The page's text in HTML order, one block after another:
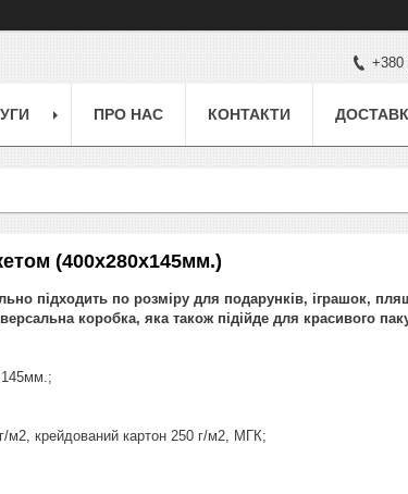
+380
ПРО НАС КОНТАКТИ
(400х280х145мм.)
підходить по розміру для подарунків, іграшок,
коробка, яка також підійде для красивого
м2, крейдований картон 250 г/м2, МГК;